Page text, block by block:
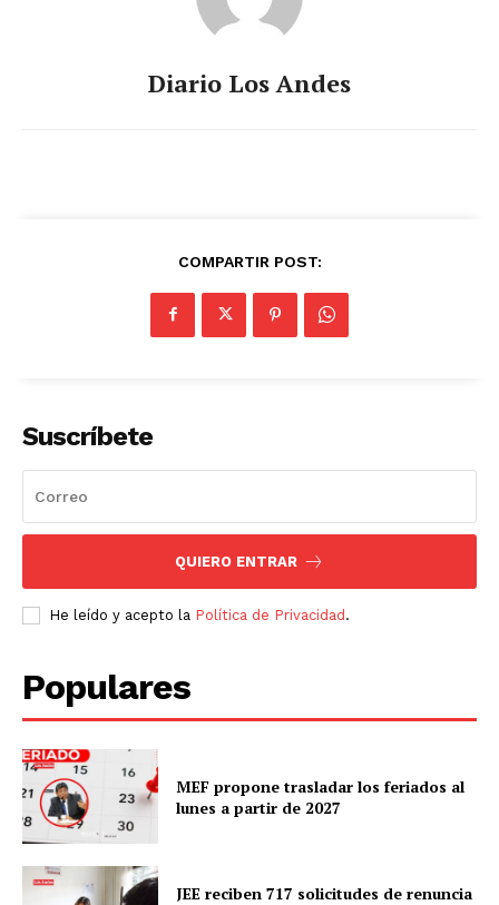
Diario Los Andes
COMPARTIR POST:
Suscríbete
QUIERO ENTRAR
He leído y acepto la Política de Privacidad.
Populares
MEF propone trasladar los feriados al
lunes a partir de 2027
JEE reciben 717 solicitudes de renuncia